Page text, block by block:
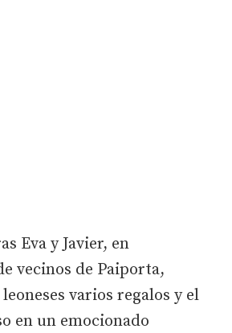
Eva y Javier, en
vecinos de Paiporta,
varios regalos y el
en un emocionado